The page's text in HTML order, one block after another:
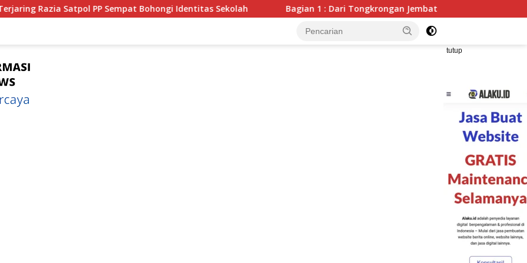
Bohongi Identitas Sekolah Bagian 1 : Dari Tongkrongan Jembatan Kualo menuju Tongkrongan Cafe : Potret
tutup